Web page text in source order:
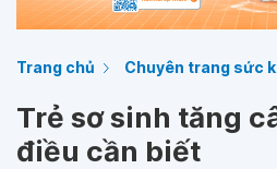
Trang chủ Chuyên trang sức
Trẻ sơ sinh tăng
điều cần biết